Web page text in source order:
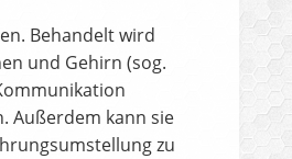
Behandelt wird
und Gehirn (sog.
Außerdem kann sie
zu